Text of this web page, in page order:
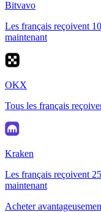
Bitvavo
Les français reçoivent
maintenant
OKX
Tous les français
Kraken
Les français reçoivent
maintenant
Acheter